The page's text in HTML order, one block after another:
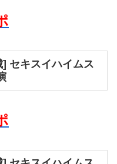
セキスイハイムス